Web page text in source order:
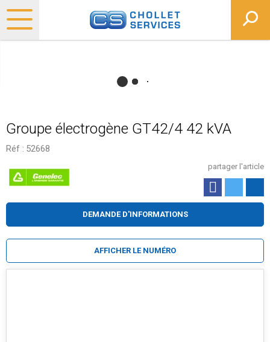
Groupe électrogène GT42/4 42 kVA
Réf : 52668
partager l'article
DEMANDE D'INFORMATIONS
AFFICHER LE NUMÉRO